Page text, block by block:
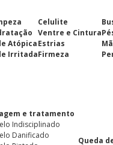
Atópica
Irritada
Celulite
Ventre e Cintura
Estrias
Firmeza
e tratamento
Indisciplinado
Danificado
Queda